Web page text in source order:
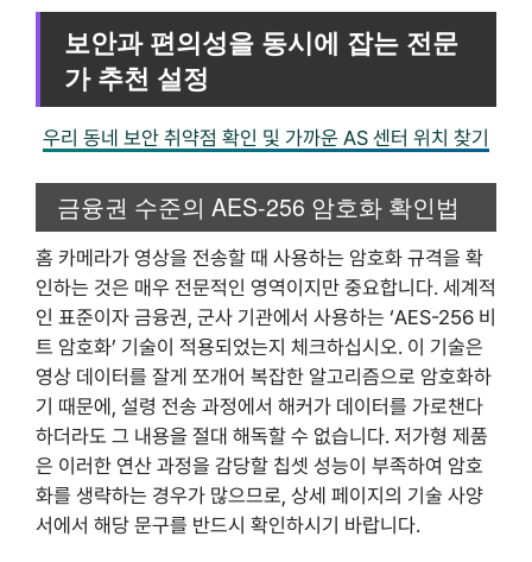
보안과 편의성을 동시에 잡는 전문
가 추천 설정
우리 동네 보안 취약점 확인 및 가까운 AS 센터 위치 찾기
금융권 수준의 AES-256 암호화 확인법
홈 카메라가 영상을 전송할 때 사용하는 암호화 규격을 확
인하는 것은 매우 전문적인 영역이지만 중요합니다. 세계적
인 표준이자 금융권, 군사 기관에서 사용하는 ‘AES-256 비
트 암호화’ 기술이 적용되었는지 체크하십시오. 이 기술은
영상 데이터를 잘게 쪼개어 복잡한 알고리즘으로 암호화하
기 때문에, 설령 전송 과정에서 해커가 데이터를 가로챈다
하더라도 그 내용을 절대 해독할 수 없습니다. 저가형 제품
은 이러한 연산 과정을 감당할 칩셋 성능이 부족하여 암호
화를 생략하는 경우가 많으므로, 상세 페이지의 기술 사양
서에서 해당 문구를 반드시 확인하시기 바랍니다.